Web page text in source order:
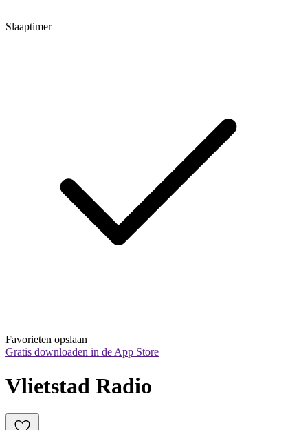
Slaaptimer
Favorieten opslaan
Gratis downloaden in de App Store
Vlietstad Radio